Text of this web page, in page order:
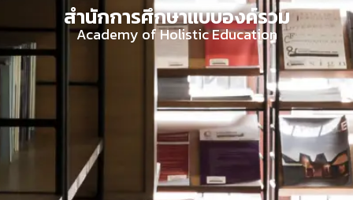
สำนักการศึกษาแบบองค์รวม
Academy of Holistic Education